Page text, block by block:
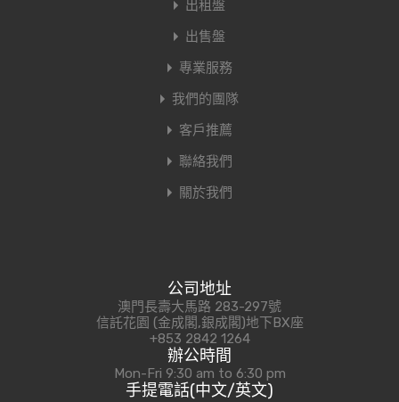
出租盤
出售盤
專業服務
我們的團隊
客戶推薦
聯絡我們
關於我們
公司地址
澳門長壽大馬路 283-297號
信託花園 (金成閣,銀成閣)地下BX座
+853 2842 1264
辦公時間
Mon-Fri 9:30 am to 6:30 pm
手提電話(中文/英文)